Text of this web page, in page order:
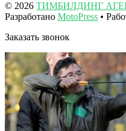
© 2026 ТИМБИЛДИНГ
Разработано MotoPress •
Заказать звонок